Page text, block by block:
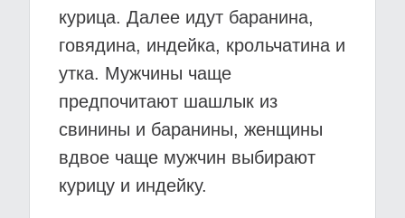
курица. Далее идут баранина,
говядина, индейка, крольчатина и
утка. Мужчины чаще
предпочитают шашлык из
свинины и баранины, женщины
вдвое чаще мужчин выбирают
курицу и индейку.